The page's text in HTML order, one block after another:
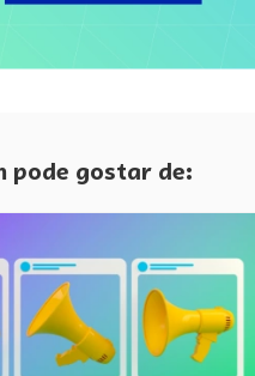
pode gostar de: